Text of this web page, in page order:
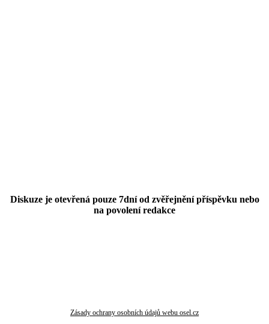
Diskuze je otevřená pouze 7dní od zvěřejnění příspěvku nebo
na povolení redakce
Zásady ochrany osobních údajů webu osel.cz